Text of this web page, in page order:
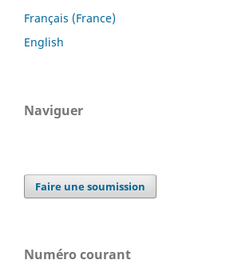
Français (France)
English
Naviguer
Faire une soumission
Numéro courant